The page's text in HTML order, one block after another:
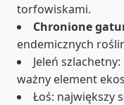
torfowiskami.
Chronione
endemicznych
Jeleń
ważny element
Łoś: największy